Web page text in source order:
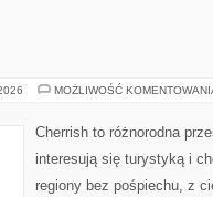
MOŻLIWOŚĆ
Cherrish to różnorodna
interesują się turystyką i
regiony bez pośpiechu, z